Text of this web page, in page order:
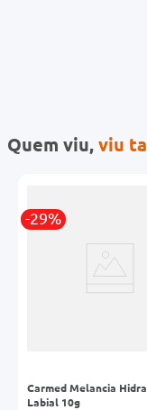
Quem viu,viu
-29%
Carmed Melancia
Labial 10g